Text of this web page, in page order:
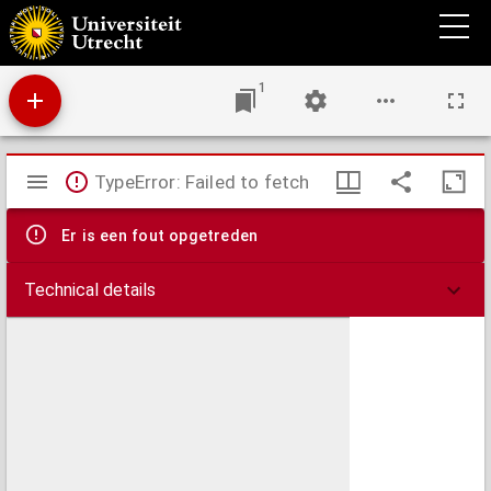
De anthropologie van Calvijn.
1
Mirador
viewer
TypeError: Failed to fetch
Er is een fout opgetreden
Technical details